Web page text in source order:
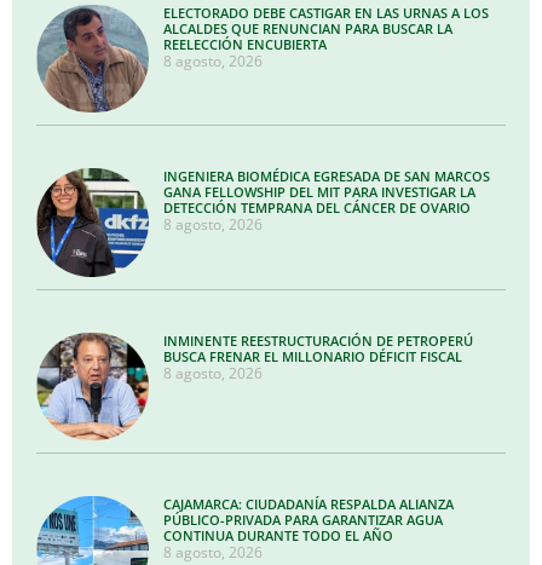
ELECTORADO DEBE CASTIGAR EN LAS URNAS A LOS
ALCALDES QUE RENUNCIAN PARA BUSCAR LA
REELECCIÓN ENCUBIERTA
8 agosto, 2026
INGENIERA BIOMÉDICA EGRESADA DE SAN MARCOS
GANA FELLOWSHIP DEL MIT PARA INVESTIGAR LA
DETECCIÓN TEMPRANA DEL CÁNCER DE OVARIO
8 agosto, 2026
INMINENTE REESTRUCTURACIÓN DE PETROPERÚ
BUSCA FRENAR EL MILLONARIO DÉFICIT FISCAL
8 agosto, 2026
CAJAMARCA: CIUDADANÍA RESPALDA ALIANZA
PÚBLICO-PRIVADA PARA GARANTIZAR AGUA
CONTINUA DURANTE TODO EL AÑO
8 agosto, 2026